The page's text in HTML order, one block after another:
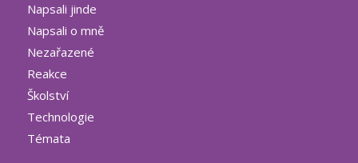
Napsali jinde
Napsali o mně
Nezařazené
Reakce
Školství
Technologie
Témata